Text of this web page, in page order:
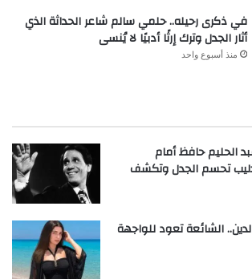
في ذكرى رحيله.. حلمي سالم شاعر الحداثة الذي
أثار الجدل وترك إرثًا أدبيًا لا يُنسى
منذ أسبوع واحد
الحليم حافظ أمام
تحسم الجدل وتكشف
الشائعة تعود للواجهة